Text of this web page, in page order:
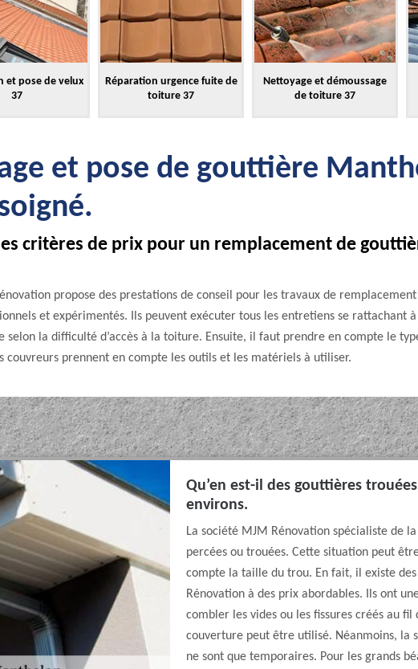
et pose de velux
37
Réparation urgence fuite de
toiture 37
Nettoyage et démoussage
de toiture 37
et pose de gouttière
critères de prix pour un remplacement de
propose des prestations de conseil pour les travaux de
et expérimentés. Ils peuvent exécuter tous les entretiens se rattachant
selon la difficulté d’accès à la toiture. Ensuite, il faut prendre en compte le
couvreurs prennent en compte les outils et les matériels à utiliser.
Qu’en est-il des gouttières
environs.
La société MJM Rénovation spécialiste de
percées ou trouées. Cette situation peut
compte la taille du trou. En fait, il existe
Rénovation à des prix abordables. Ils ont
combler les vides ou les fissures créés au fil
couverture peut être utilisé. Néanmoins, la
ne sont que temporaires. Pour les grands